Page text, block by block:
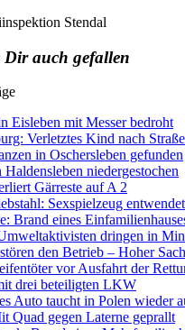
Stendal
Dir auch gefallen
Eisleben mit Messer bedroht
Verletztes Kind nach
in Oschersleben gefunden
niedergestochen
Gärreste auf A 2
Sexspielzeug entwendet
Brand eines
dringen in
den Betrieb – Hoher
vor Ausfahrt der
drei beteiligten LKW
Auto taucht in Polen wieder
Quad gegen Laterne geprallt